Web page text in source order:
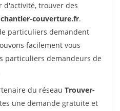
d'activité, trouver des
couverture.fr.
particuliers demandent
facilement vous
particuliers demandeurs de
du réseau Trouver-
une demande gratuite et